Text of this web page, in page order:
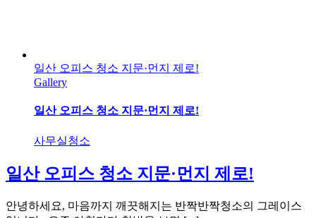
일산 오피스 청소 지문·먼지 제로!
Gallery
일산 오피스 청소 지문·먼지 제로!
사무실청소
일산 오피스 청소 지문·먼지 제로!
안녕하세요, 마음까지 깨끗해지는 반짝반짝청소의 그레이스